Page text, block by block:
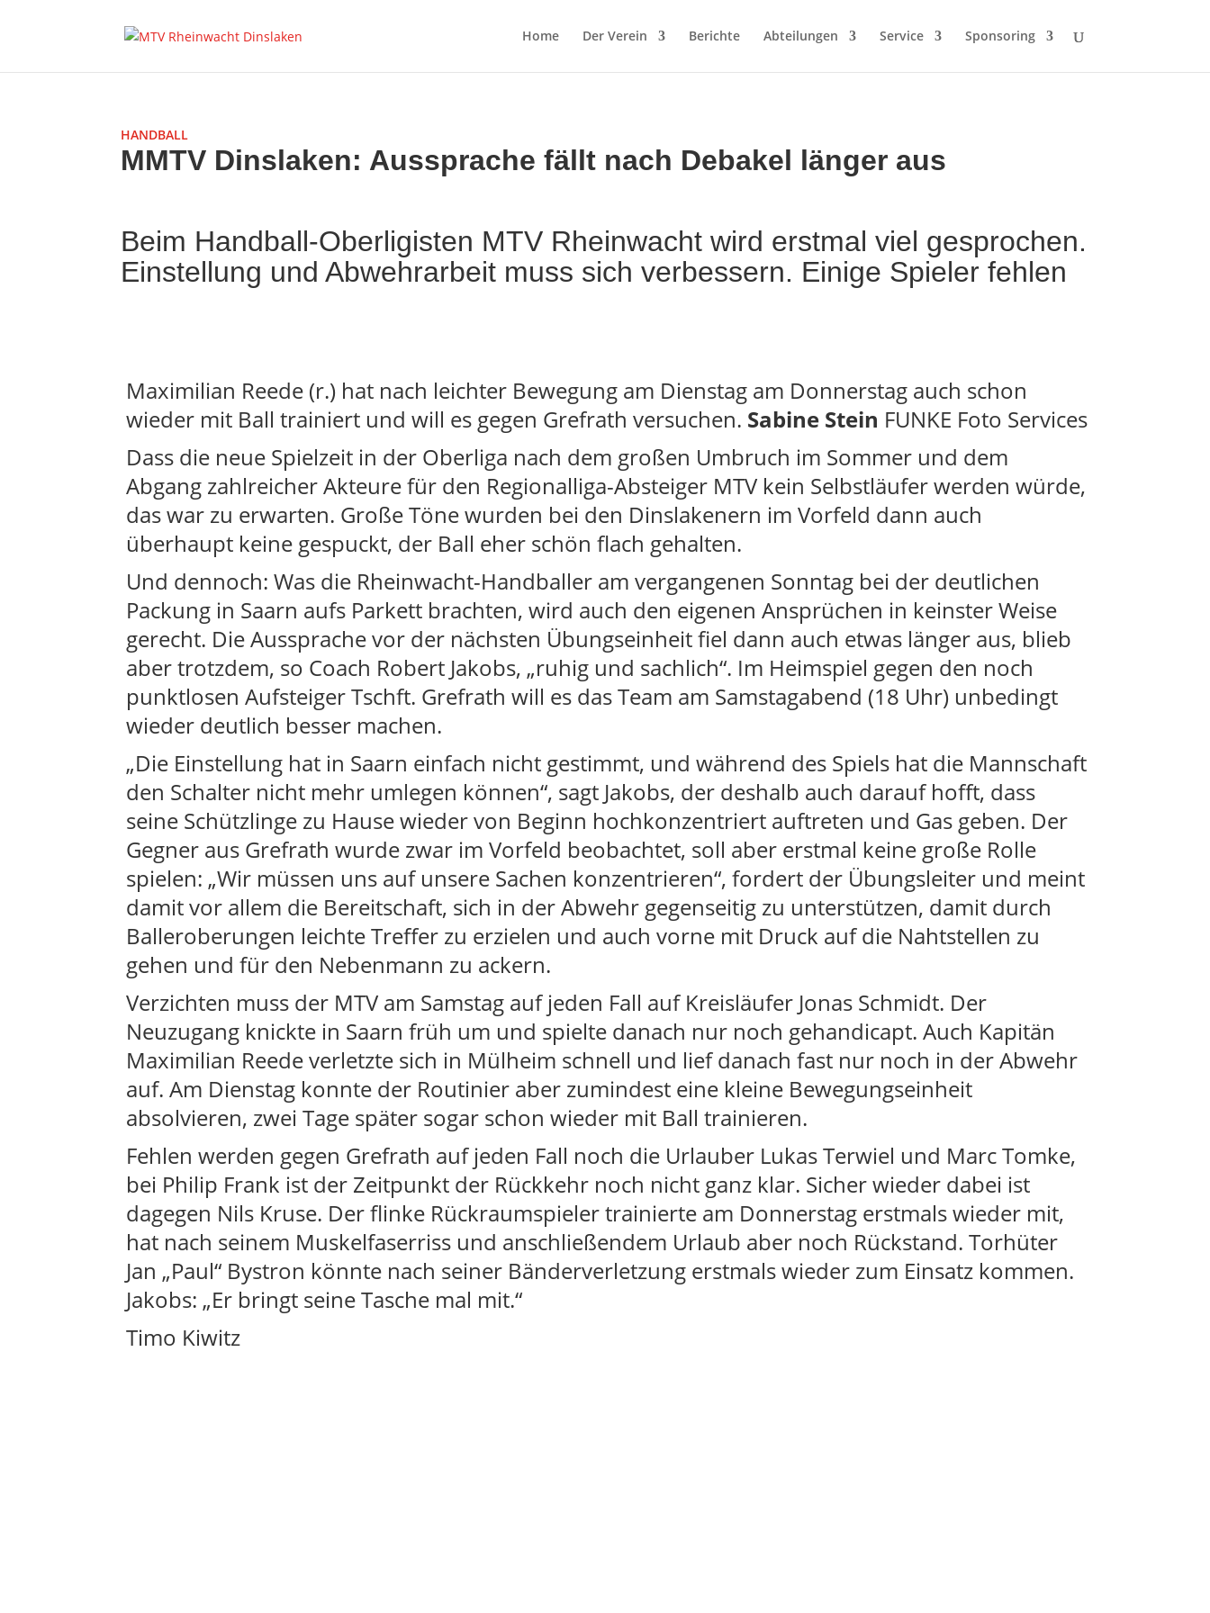
Home Der Verein Berichte Abteilungen Service Sponsoring
HANDBALL
MMTV Dinslaken: Aussprache fällt nach Debakel länger aus
Beim Handball-Oberligisten MTV Rheinwacht wird erstmal viel gesprochen.
Einstellung und Abwehrarbeit muss sich verbessern. Einige Spieler fehlen
Maximilian Reede (r.) hat nach leichter Bewegung am Dienstag am Donnerstag auch schon
wieder mit Ball trainiert und will es gegen Grefrath versuchen. Sabine Stein FUNKE Foto Services
Dass die neue Spielzeit in der Oberliga nach dem großen Umbruch im Sommer und dem
Abgang zahlreicher Akteure für den Regionalliga-Absteiger MTV kein Selbstläufer werden würde,
das war zu erwarten. Große Töne wurden bei den Dinslakenern im Vorfeld dann auch
überhaupt keine gespuckt, der Ball eher schön flach gehalten.
Und dennoch: Was die Rheinwacht-Handballer am vergangenen Sonntag bei der deutlichen
Packung in Saarn aufs Parkett brachten, wird auch den eigenen Ansprüchen in keinster Weise
gerecht. Die Aussprache vor der nächsten Übungseinheit fiel dann auch etwas länger aus, blieb
aber trotzdem, so Coach Robert Jakobs, „ruhig und sachlich“. Im Heimspiel gegen den noch
punktlosen Aufsteiger Tschft. Grefrath will es das Team am Samstagabend (18 Uhr) unbedingt
wieder deutlich besser machen.
„Die Einstellung hat in Saarn einfach nicht gestimmt, und während des Spiels hat die Mannschaft
den Schalter nicht mehr umlegen können“, sagt Jakobs, der deshalb auch darauf hofft, dass
seine Schützlinge zu Hause wieder von Beginn hochkonzentriert auftreten und Gas geben. Der
Gegner aus Grefrath wurde zwar im Vorfeld beobachtet, soll aber erstmal keine große Rolle
spielen: „Wir müssen uns auf unsere Sachen konzentrieren“, fordert der Übungsleiter und meint
damit vor allem die Bereitschaft, sich in der Abwehr gegenseitig zu unterstützen, damit durch
Balleroberungen leichte Treffer zu erzielen und auch vorne mit Druck auf die Nahtstellen zu
gehen und für den Nebenmann zu ackern.
Verzichten muss der MTV am Samstag auf jeden Fall auf Kreisläufer Jonas Schmidt. Der
Neuzugang knickte in Saarn früh um und spielte danach nur noch gehandicapt. Auch Kapitän
Maximilian Reede verletzte sich in Mülheim schnell und lief danach fast nur noch in der Abwehr
auf. Am Dienstag konnte der Routinier aber zumindest eine kleine Bewegungseinheit
absolvieren, zwei Tage später sogar schon wieder mit Ball trainieren.
Fehlen werden gegen Grefrath auf jeden Fall noch die Urlauber Lukas Terwiel und Marc Tomke,
bei Philip Frank ist der Zeitpunkt der Rückkehr noch nicht ganz klar. Sicher wieder dabei ist
dagegen Nils Kruse. Der flinke Rückraumspieler trainierte am Donnerstag erstmals wieder mit,
hat nach seinem Muskelfaserriss und anschließendem Urlaub aber noch Rückstand. Torhüter
Jan „Paul“ Bystron könnte nach seiner Bänderverletzung erstmals wieder zum Einsatz kommen.
Jakobs: „Er bringt seine Tasche mal mit.“
Timo Kiwitz